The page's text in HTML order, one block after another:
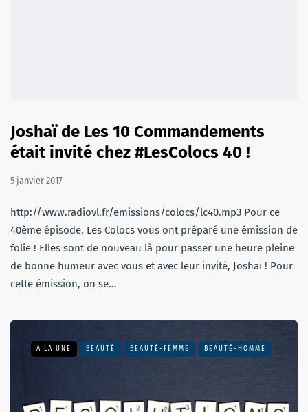
Joshaï de Les 10 Commandements
était invité chez #LesColocs 40 !
5 janvier 2017
http://www.radiovl.fr/emissions/colocs/lc40.mp3 Pour ce
40ème épisode, Les Colocs vous ont préparé une émission de
folie ! Elles sont de nouveau là pour passer une heure pleine
de bonne humeur avec vous et avec leur invité, Joshaï ! Pour
cette émission, on se…
A LA UNE BEAUTÉ BEAUTÉ-FEMME BEAUTÉ-HOMME